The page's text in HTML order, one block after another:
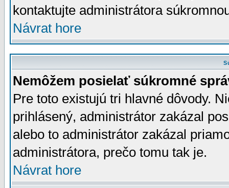
kontaktujte administrátora
Návrat hore
Nemôžem posielať súkromné
Pre toto existujú tri hlavné dôvody.
prihlásený, administrátor zakázal
alebo to administrátor zakázal
administrátora, prečo tomu tak je.
Návrat hore